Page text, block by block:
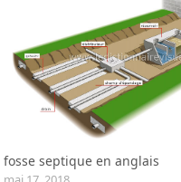
fosse septique en anglais